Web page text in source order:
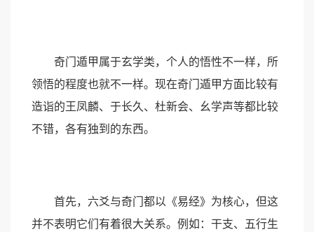
奇门遁甲属于玄学类，个人的悟性不一样，所
领悟的程度也就不一样。现在奇门遁甲方面比较有
造诣的王凤麟、于长久、杜新会、幺学声等都比较
不错，各有独到的东西。
首先，六爻与奇门都以《易经》为核心，但这
并不表明它们有着很大关系。例如：干支、五行生